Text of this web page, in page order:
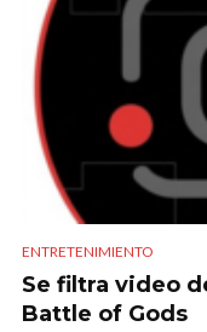
ENTRETENIMIENTO
Se filtra video
Battle of Gods